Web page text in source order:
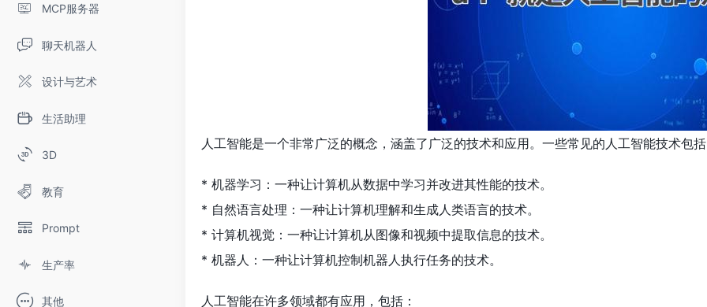
MCP服务器
聊天机器人
设计与艺术
生活助理
3D
教育
Prompt
生产率
其他
人工智能是一个非常广泛的概念，涵盖了广泛的技术和应用。一些常见的人工智能技术包
* 机器学习：一种让计算机从数据中学习并改进其性能的技术。
* 自然语言处理：一种让计算机理解和生成人类语言的技术。
* 计算机视觉：一种让计算机从图像和视频中提取信息的技术。
* 机器人：一种让计算机控制机器人执行任务的技术。
人工智能在许多领域都有应用，包括：